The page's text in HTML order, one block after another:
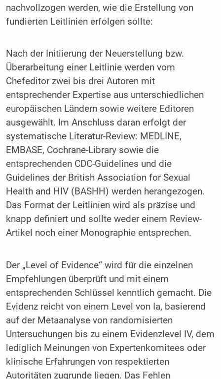
nachvollzogen werden, wie die Erstellung von
fundierten Leitlinien erfolgen sollte:
Nach der Initiierung der Neuerstellung bzw.
Überarbeitung einer Leitlinie werden vom
Chefeditor zwei bis drei Autoren mit
entsprechender Expertise aus unterschiedlichen
europäischen Ländern sowie weitere Editoren
ausgewählt. Im Anschluss daran erfolgt der
systematische Literatur-Review: MEDLINE,
EMBASE, Cochrane-Library sowie die
entsprechenden CDC-Guidelines und die
Guidelines der British Association for Sexual
Health and HIV (BASHH) werden herangezogen.
Das Format der Leitlinien wird als präzise und
knapp definiert und sollte weder einem Review-
Artikel noch einer Monographie entsprechen.
Der „Level of Evidence“ wird für die einzelnen
Empfehlungen überprüft und mit einem
entsprechenden Schlüssel kenntlich gemacht. Die
Evidenz reicht von einem Level von Ia, basierend
auf der Metaanalyse von randomisierten
Untersuchungen bis zu einem Evidenzlevel IV, dem
lediglich Meinungen von Expertenkomitees oder
klinische Erfahrungen von respektierten
Autoritäten zugrunde liegen. Das Fehlen